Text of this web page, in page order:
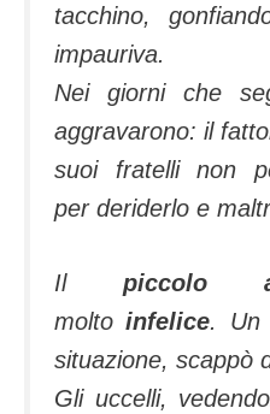
tacchino,
impauriva.
Nei giorni che
aggravarono: il
suoi fratelli non
per deriderlo e
Il piccolo
moltoinfelice. Un
situazione, scappò
Gli uccelli,